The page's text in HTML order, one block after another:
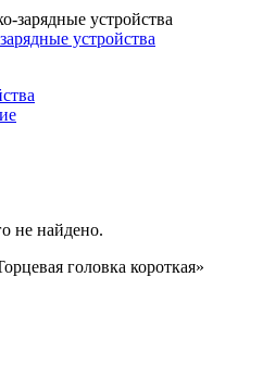
устройства
не найдено.
головка короткая»